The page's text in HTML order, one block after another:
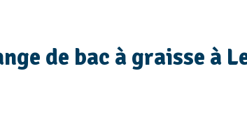
de bac à graisse à